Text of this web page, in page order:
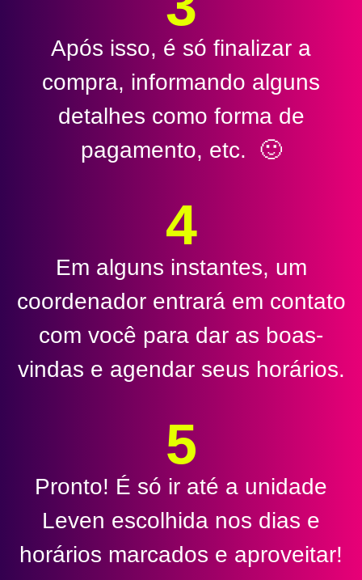
Após isso, é só finalizar a
compra, informando alguns
detalhes como forma de
pagamento, etc. 🙂
4
Em alguns instantes, um
coordenador entrará em contato
com você para dar as boas-
vindas e agendar seus horários.
5
Pronto! É só ir até a unidade
Leven escolhida nos dias e
horários marcados e aproveitar!